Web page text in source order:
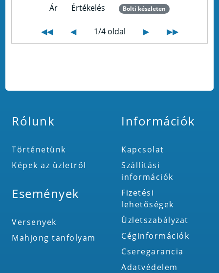
Ár Értékelés Bolti készleten
◀◀ ◀ 1/4 oldal ▶ ▶▶
Rólunk
Történetünk
Képek az üzletről
Események
Versenyek
Mahjong tanfolyam
Információk
Kapcsolat
Szállítási
információk
Fizetési
lehetőségek
Üzletszabályzat
Céginformációk
Cseregarancia
Adatvédelem